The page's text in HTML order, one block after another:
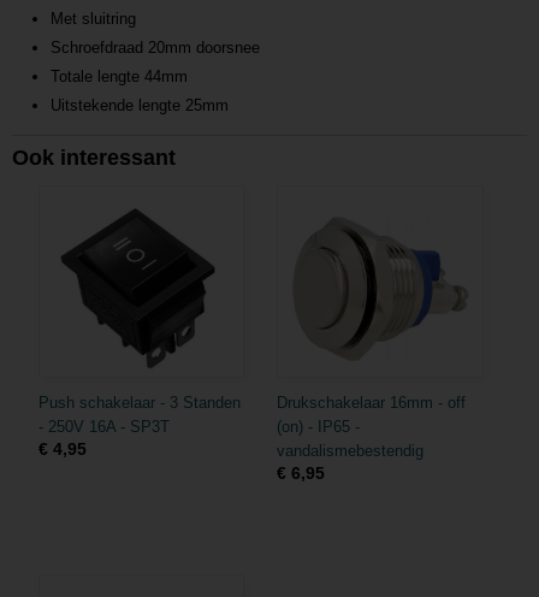
Met sluitring
Schroefdraad 20mm doorsnee
Totale lengte 44mm
Uitstekende lengte 25mm
Ook interessant
Push schakelaar - 3 Standen
- 250V 16A - SP3T
€ 4,95
Drukschakelaar 16mm - off
(on) - IP65 -
vandalismebestendig
€ 6,95